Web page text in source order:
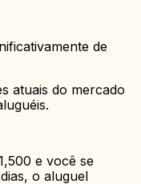
de
atuais do mercado
e você se
o aluguel